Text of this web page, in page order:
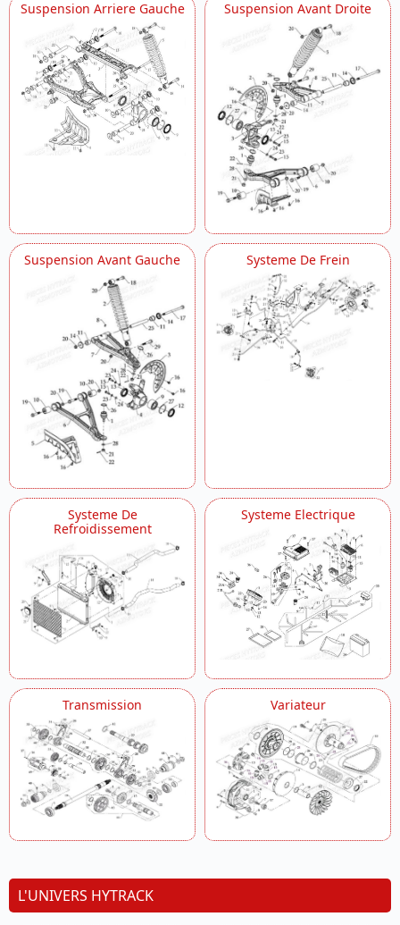
Suspension Arriere Gauche Suspension Avant Droite
Suspension Avant Gauche Systeme De Frein
Systeme De
Refroidissement
Systeme Electrique
Transmission Variateur
L'UNIVERS HYTRACK